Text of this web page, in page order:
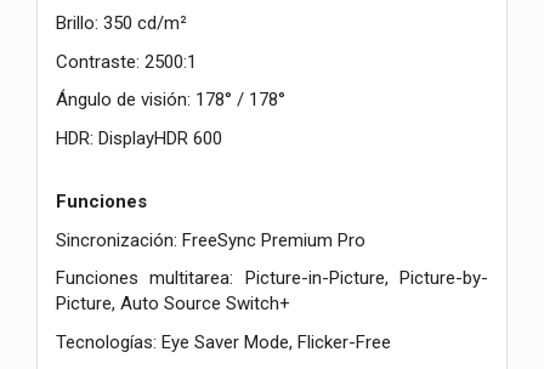
Brillo: 350 cd/m²
Contraste: 2500:1
Ángulo de visión: 178° / 178°
HDR: DisplayHDR 600
Funciones
Sincronización: FreeSync Premium Pro
Funciones multitarea: Picture-in-Picture, Picture-by-
Picture, Auto Source Switch+
Tecnologías: Eye Saver Mode, Flicker-Free